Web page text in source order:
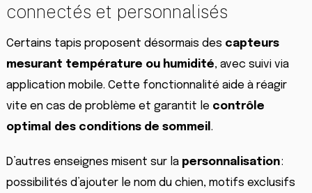
connectés et personnalisés
Certains tapis proposent désormais des capteurs
mesurant température ou humidité, avec suivi via
application mobile. Cette fonctionnalité aide à réagir
vite en cas de problème et garantit le contrôle
optimal des conditions de sommeil .
D’autres enseignes misent sur la personnalisation:
possibilités d’ajouter le nom du chien, motifs exclusifs